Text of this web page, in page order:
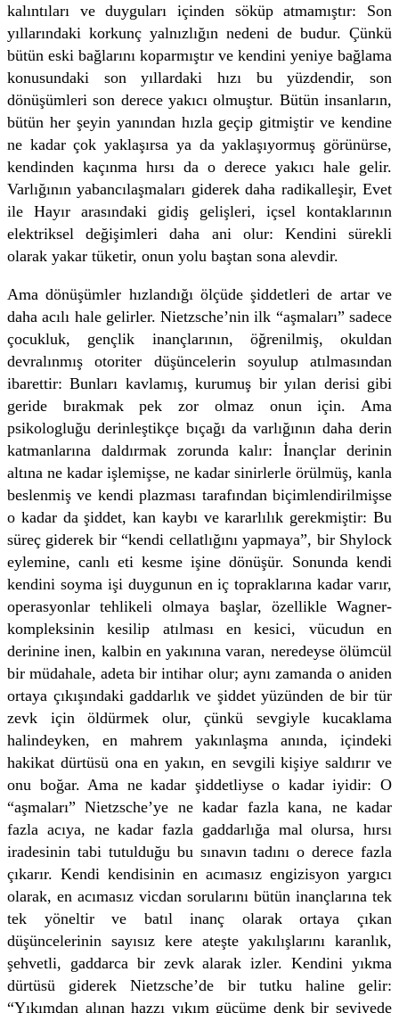
kalıntıları ve duyguları içinden söküp atmamıştır: Son
yıllarındaki korkunç yalnızlığın nedeni de budur. Çünkü
bütün eski bağlarını koparmıştır ve kendini yeniye bağlama
konusundaki son yıllardaki hızı bu yüzdendir, son
dönüşümleri son derece yakıcı olmuştur. Bütün insanların,
bütün her şeyin yanından hızla geçip gitmiştir ve kendine
ne kadar çok yaklaşırsa ya da yaklaşıyormuş görünürse,
kendinden kaçınma hırsı da o derece yakıcı hale gelir.
Varlığının yabancılaşmaları giderek daha radikalleşir, Evet
ile Hayır arasındaki gidiş gelişleri, içsel kontaklarının
elektriksel değişimleri daha ani olur: Kendini sürekli
olarak yakar tüketir, onun yolu baştan sona alevdir.
Ama dönüşümler hızlandığı ölçüde şiddetleri de artar ve
daha acılı hale gelirler. Nietzsche’nin ilk “aşmaları” sadece
çocukluk, gençlik inançlarının, öğrenilmiş, okuldan
devralınmış otoriter düşüncelerin soyulup atılmasından
ibarettir: Bunları kavlamış, kurumuş bir yılan derisi gibi
geride bırakmak pek zor olmaz onun için. Ama
psikologluğu derinleştikçe bıçağı da varlığının daha derin
katmanlarına daldırmak zorunda kalır: İnançlar derinin
altına ne kadar işlemişse, ne kadar sinirlerle örülmüş, kanla
beslenmiş ve kendi plazması tarafından biçimlendirilmişse
o kadar da şiddet, kan kaybı ve kararlılık gerekmiştir: Bu
süreç giderek bir “kendi cellatlığını yapmaya”, bir Shylock
eylemine, canlı eti kesme işine dönüşür. Sonunda kendi
kendini soyma işi duygunun en iç topraklarına kadar varır,
operasyonlar tehlikeli olmaya başlar, özellikle Wagner-
kompleksinin kesilip atılması en kesici, vücudun en
derinine inen, kalbin en yakınına varan, neredeyse ölümcül
bir müdahale, adeta bir intihar olur; aynı zamanda o aniden
ortaya çıkışındaki gaddarlık ve şiddet yüzünden de bir tür
zevk için öldürmek olur, çünkü sevgiyle kucaklama
halindeyken, en mahrem yakınlaşma anında, içindeki
hakikat dürtüsü ona en yakın, en sevgili kişiye saldırır ve
onu boğar. Ama ne kadar şiddetliyse o kadar iyidir: O
“aşmaları” Nietzsche’ye ne kadar fazla kana, ne kadar
fazla acıya, ne kadar fazla gaddarlığa mal olursa, hırsı
iradesinin tabi tutulduğu bu sınavın tadını o derece fazla
çıkarır. Kendi kendisinin en acımasız engizisyon yargıcı
olarak, en acımasız vicdan sorularını bütün inançlarına tek
tek yöneltir ve batıl inanç olarak ortaya çıkan
düşüncelerinin sayısız kere ateşte yakılışlarını karanlık,
şehvetli, gaddarca bir zevk alarak izler. Kendini yıkma
dürtüsü giderek Nietzsche’de bir tutku haline gelir:
“Yıkımdan alınan hazzı yıkım gücüme denk bir seviyede